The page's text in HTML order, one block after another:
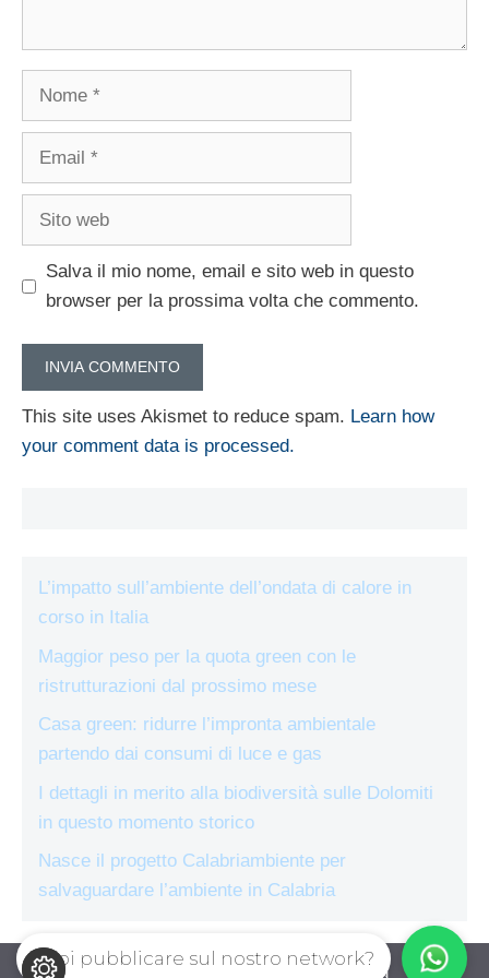
Nome
Email
Sito
Salva il mio nome, email e sito web in questo
browser per la prossima volta che commento.
This site uses Akismet to reduce spam. Learn how
your comment data is processed.
L’impatto sull’ambiente dell’ondata di calore in
corso in Italia
Maggior peso per la quota green con le
ristrutturazioni dal prossimo mese
Casa green: ridurre l’impronta ambientale
partendo dai consumi di luce e gas
I dettagli in merito alla biodiversità sulle Dolomiti
in questo momento storico
Nasce il progetto Calabriambiente per
salvaguardare l’ambiente in Calabria
Vuoi pubblicare sul nostro network?